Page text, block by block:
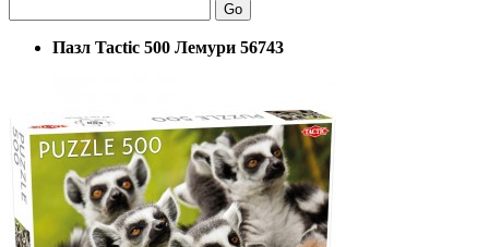
Go
Пазл Tactic 500 Лемури 56743